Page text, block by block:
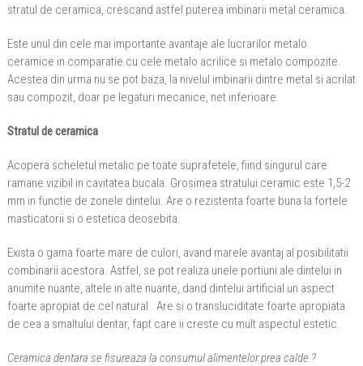
stratul de ceramica, crescand astfel puterea imbinarii metal ceramica.
Este unul din cele mai importante avantaje ale lucrarilor metalo
ceramice in comparatie cu cele metalo acrilice si metalo compozite.
Acestea din urma nu se pot baza, la nivelul imbinarii dintre metal si acrilat
sau compozit, doar pe legaturi mecanice, net inferioare.
Stratul de ceramica
Acopera scheletul metalic pe toate suprafetele, fiind singurul care
ramane vizibil in cavitatea bucala. Grosimea stratului ceramic este 1,5-2
mm in functie de zonele dintelui. Are o rezistenta foarte buna la fortele
masticatorii si o estetica deosebita.
Exista o gama foarte mare de culori, avand marele avantaj al posibilitatii
combinarii acestora. Astfel, se pot realiza unele portiuni ale dintelui in
anumite nuante, altele in alte nuante, dand dintelui artificial un aspect
foarte apropiat de cel natural . Are si o transluciditate foarte apropiata
de cea a smaltului dentar, fapt care ii creste cu mult aspectul estetic.
Ceramica dentara se fisureaza la consumul alimentelor prea calde ?